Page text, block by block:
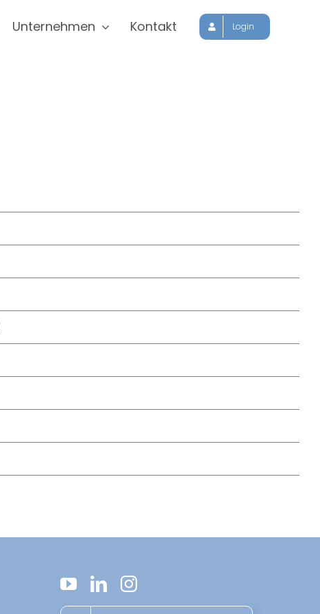
Unternehmen Kontakt Login